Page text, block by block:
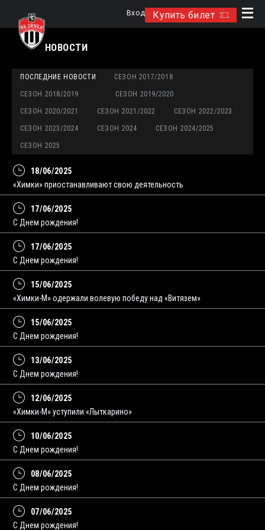
Купить билет
Вход
НОВОСТИ
ПОСЛЕДНИЕ НОВОСТИ СЕЗОН 2017/2018
СЕЗОН 2018/2019 СЕЗОН 2019/2020
СЕЗОН 2020/2021 СЕЗОН 2021/2022 СЕЗОН 2022/2023
СЕЗОН 2023/2024 СЕЗОН 2024 СЕЗОН 2024/2025
СЕЗОН 2025
18/06/2025
«Химки» приостанавливают свою деятельность
17/06/2025
С Днем рождения!
17/06/2025
С Днем рождения!
15/06/2025
«Химки-М» одержали волевую победу над «Витязем»
15/06/2025
С Днем рождения!
13/06/2025
C Днем рождения!
12/06/2025
«Химки-М» уступили «Лыткарино»
10/06/2025
С Днем рождения!
08/06/2025
C Днем рождения!
07/06/2025
С Днем рождения!